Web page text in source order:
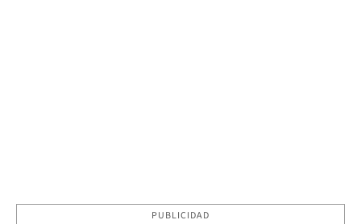
PUBLICIDAD